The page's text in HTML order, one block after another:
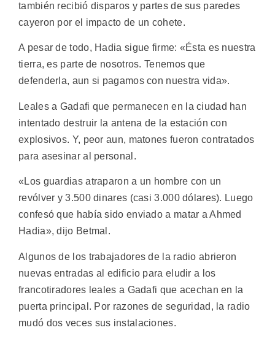
también recibió disparos y partes de sus paredes
cayeron por el impacto de un cohete.
A pesar de todo, Hadia sigue firme: «Ésta es nuestra
tierra, es parte de nosotros. Tenemos que
defenderla, aun si pagamos con nuestra vida».
Leales a Gadafi que permanecen en la ciudad han
intentado destruir la antena de la estación con
explosivos. Y, peor aun, matones fueron contratados
para asesinar al personal.
«Los guardias atraparon a un hombre con un
revólver y 3.500 dinares (casi 3.000 dólares). Luego
confesó que había sido enviado a matar a Ahmed
Hadia», dijo Betmal.
Algunos de los trabajadores de la radio abrieron
nuevas entradas al edificio para eludir a los
francotiradores leales a Gadafi que acechan en la
puerta principal. Por razones de seguridad, la radio
mudó dos veces sus instalaciones.